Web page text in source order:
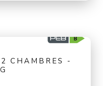
CHAMBRES -